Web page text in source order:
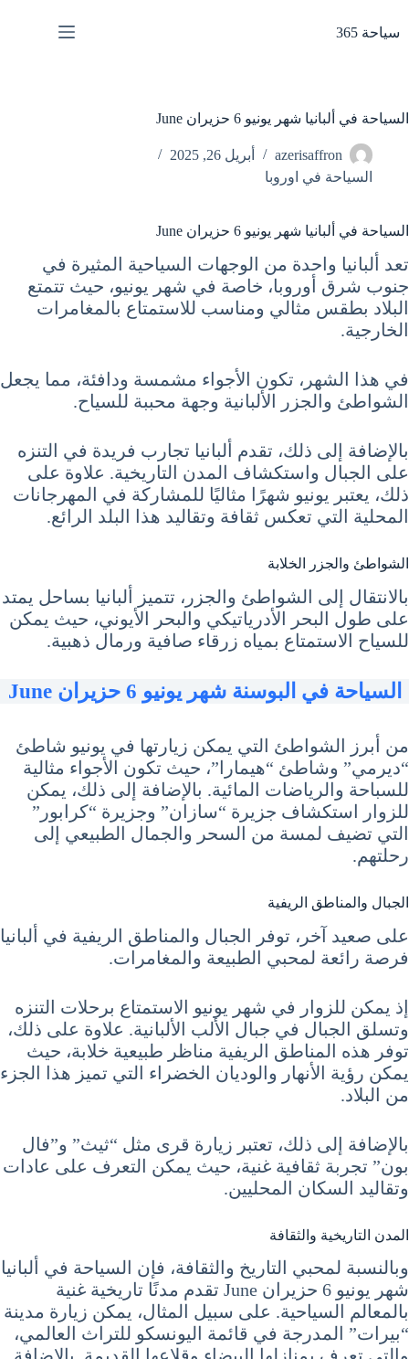
المحتوى
سياحة 365
السياحة في ألبانيا شهر يونيو 6 حزيران June
azerisaffron
أبريل 26, 2025
السياحة في اوروبا
السياحة في ألبانيا شهر يونيو 6 حزيران June
تعد ألبانيا واحدة من الوجهات السياحية المثيرة في
جنوب شرق أوروبا، خاصة في شهر يونيو، حيث تتمتع
البلاد بطقس مثالي ومناسب للاستمتاع بالمغامرات
الخارجية.
في هذا الشهر، تكون الأجواء مشمسة ودافئة، مما يجعل
الشواطئ والجزر الألبانية وجهة محببة للسياح.
بالإضافة إلى ذلك، تقدم ألبانيا تجارب فريدة في التنزه
على الجبال واستكشاف المدن التاريخية. علاوة على
ذلك، يعتبر يونيو شهرًا مثاليًا للمشاركة في المهرجانات
المحلية التي تعكس ثقافة وتقاليد هذا البلد الرائع.
الشواطئ والجزر الخلابة
بالانتقال إلى الشواطئ والجزر، تتميز ألبانيا بساحل يمتد
على طول البحر الأدرياتيكي والبحر الأيوني، حيث يمكن
للسياح الاستمتاع بمياه زرقاء صافية ورمال ذهبية.
السياحة في البوسنة شهر يونيو 6 حزيران June
من أبرز الشواطئ التي يمكن زيارتها في يونيو شاطئ
“ديرمي” وشاطئ “هيمارا”، حيث تكون الأجواء مثالية
للسباحة والرياضات المائية. بالإضافة إلى ذلك، يمكن
للزوار استكشاف جزيرة “سازان” وجزيرة “كرابور”
التي تضيف لمسة من السحر والجمال الطبيعي إلى
رحلتهم.
الجبال والمناطق الريفية
على صعيد آخر، توفر الجبال والمناطق الريفية في ألبانيا
فرصة رائعة لمحبي الطبيعة والمغامرات.
إذ يمكن للزوار في شهر يونيو الاستمتاع برحلات التنزه
وتسلق الجبال في جبال الألب الألبانية. علاوة على ذلك،
توفر هذه المناطق الريفية مناظر طبيعية خلابة، حيث
يمكن رؤية الأنهار والوديان الخضراء التي تميز هذا الجزء
من البلاد.
بالإضافة إلى ذلك، تعتبر زيارة قرى مثل “ثيث” و”فال
بون” تجربة ثقافية غنية، حيث يمكن التعرف على عادات
وتقاليد السكان المحليين.
المدن التاريخية والثقافة
وبالنسبة لمحبي التاريخ والثقافة، فإن السياحة في ألبانيا
شهر يونيو 6 حزيران June تقدم مدنًا تاريخية غنية
بالمعالم السياحية. على سبيل المثال، يمكن زيارة مدينة
“بيرات” المدرجة في قائمة اليونسكو للتراث العالمي،